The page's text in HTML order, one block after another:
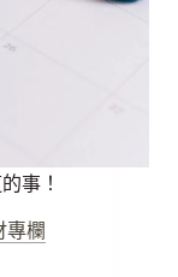
事！
專欄